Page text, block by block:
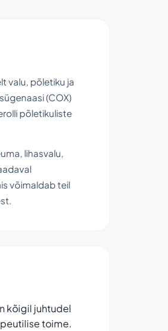
valu, põletiku ja
(COX)
põletikuliste
lihasvalu,
võimaldab teil
kõigil juhtudel
toime.